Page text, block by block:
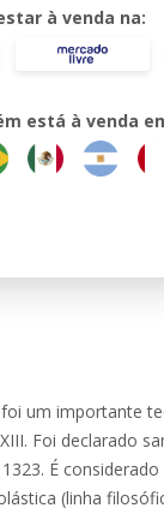
à venda na:
está à venda
um importante
Foi declarado
É
(linha